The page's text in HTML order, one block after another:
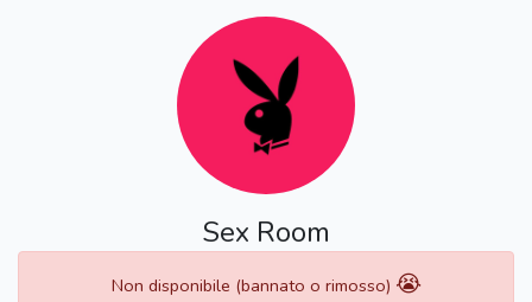
Sex Room
Non disponibile (bannato o rimosso) 😭